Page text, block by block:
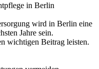
in Berlin
wird in Berlin eine
Jahre sein.
wichtigen Beitrag leisten.